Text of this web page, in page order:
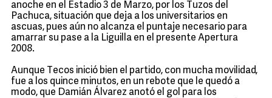
anoche en el Estadio 3 de Marzo, por los Tuzos del
Pachuca, situación que deja a los universitarios en
ascuas, pues aún no alcanza el puntaje necesario para
amarrar su pase a la Liguilla en el presente Apertura
2008.
Aunque Tecos inició bien el partido, con mucha movilidad,
fue a los quince minutos, en un rebote que le quedó a
modo, que Damián Álvarez anotó el gol para los